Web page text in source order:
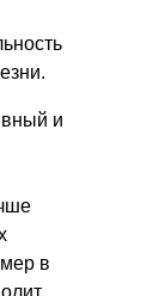
и
в